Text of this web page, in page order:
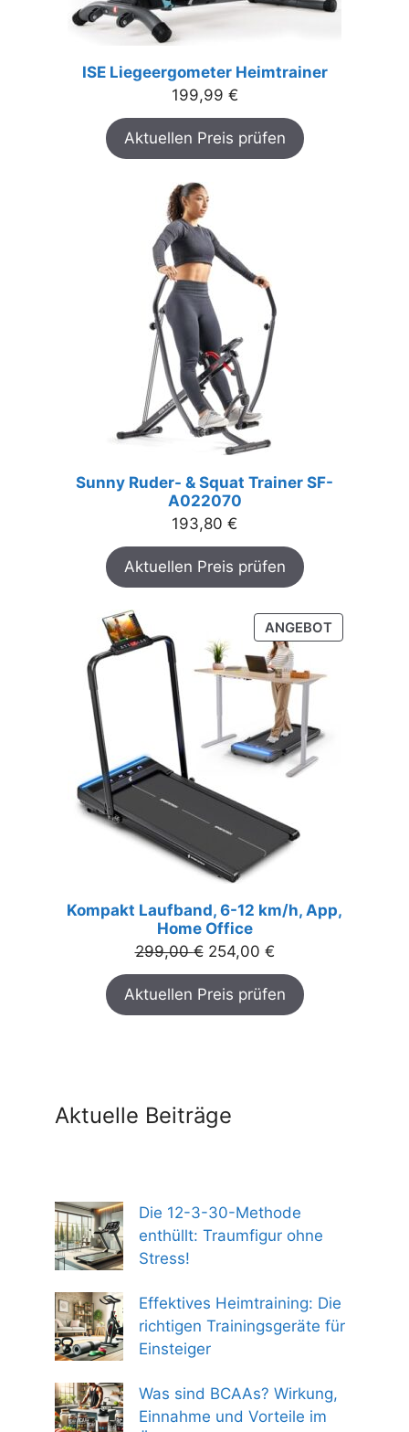
ISE Liegeergometer Heimtrainer
199,99 €
Aktuellen Preis prüfen
Sunny Ruder- & Squat Trainer SF-
A022070
193,80 €
Aktuellen Preis prüfen
ANGEBOTPRODUKT
IM
Kompakt Laufband, 6-12 km/h, App,
Home Office
299,00€ Ursprünglicher
Preis
war:
299,00 €
254,00 €Aktueller
Preis
ist:
254,00 €.
Aktuellen Preis prüfen
Aktuelle Beiträge
Die 12-3-30-Methode
enthüllt: Traumfigur ohne
Stress!
Effektives Heimtraining: Die
richtigen Trainingsgeräte für
Einsteiger
Was sind BCAAs? Wirkung,
Einnahme und Vorteile im